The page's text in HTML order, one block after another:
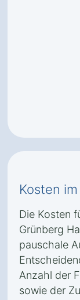
Kosten
Die Kosten
Grünberg
pauschale
Anzahl der
sowie der